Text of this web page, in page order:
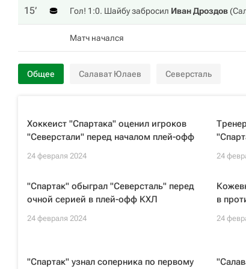
15‎’‎ Гол! 1:0. Шайбу забросил Иван Дроздов(
Матч начался
Общее Салават Юлаев Северсталь
Хоккеист "Спартака" оценил игроков
"Северстали" перед началом плей-офф
24 февраля 2024 24
"Спартак" обыграл "Северсталь" перед
очной серией в плей-офф КХЛ
24 февраля 2024
в
24
"Спартак" узнал соперника по первому